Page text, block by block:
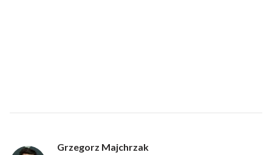
Grzegorz Majchrzak